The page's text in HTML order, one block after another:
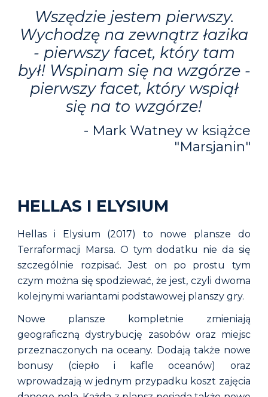
Wszędzie jestem pierwszy.
Wychodzę na zewnątrz łazika
- pierwszy facet, który tam
był! Wspinam się na wzgórze -
pierwszy facet, który wspiął
się na to wzgórze!
- Mark Watney w książce
"Marsjanin"
HELLAS I ELYSIUM
Hellas i Elysium (2017) to nowe plansze do
Terraformacji Marsa. O tym dodatku nie da się
szczególnie rozpisać. Jest on po prostu tym
czym można się spodziewać, że jest, czyli dwoma
kolejnymi wariantami podstawowej planszy gry.
Nowe plansze kompletnie zmieniają
geograficzną dystrybucję zasobów oraz miejsc
przeznaczonych na oceany. Dodają także nowe
bonusy (ciepło i kafle oceanów) oraz
wprowadzają w jednym przypadku koszt zajęcia